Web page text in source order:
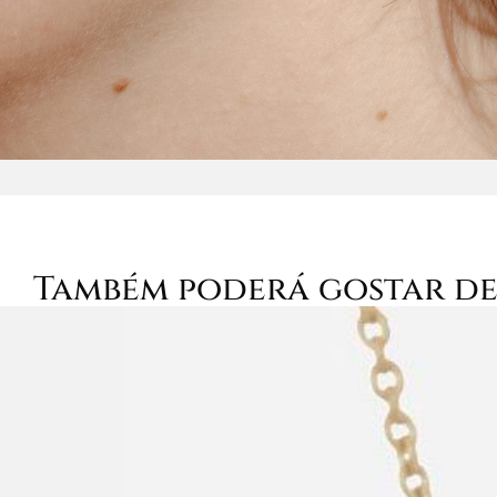
Também poderá gostar de